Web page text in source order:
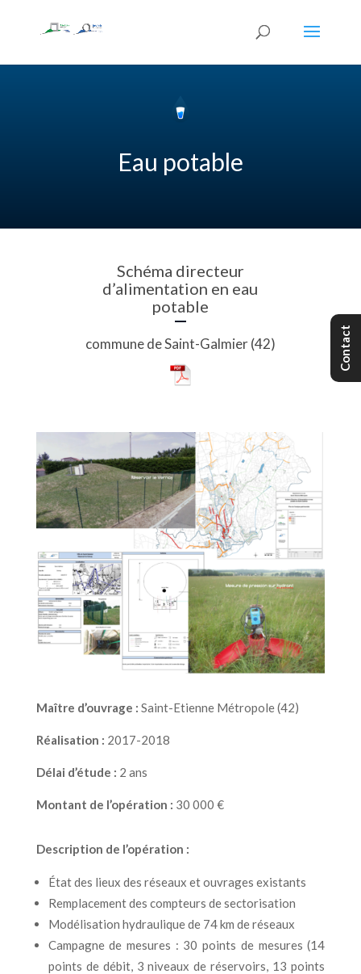
Eau potable
Schéma directeur
d’alimentation en eau
potable
commune de Saint-Galmier (42)
Maître d’ouvrage : Saint-Etienne Métropole (42)
Réalisation : 2017-2018
Délai d’étude : 2 ans
Montant de l’opération : 30 000 €
Description de l’opération :
État des lieux des réseaux et ouvrages existants
Remplacement des compteurs de sectorisation
Modélisation hydraulique de 74 km de réseaux
Campagne de mesures : 30 points de mesures (14
points de débit, 3 niveaux de réservoirs, 13 points
Contact